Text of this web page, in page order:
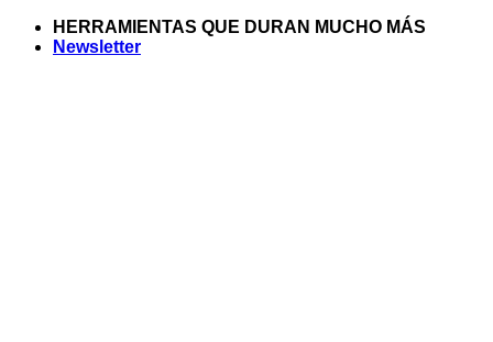
Saltar
HERRAMIENTAS QUE DURAN MUCHO MÁS
Newsletter